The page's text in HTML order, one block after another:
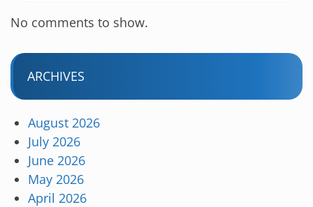
No comments to show.
ARCHIVES
August 2026
July 2026
June 2026
May 2026
April 2026